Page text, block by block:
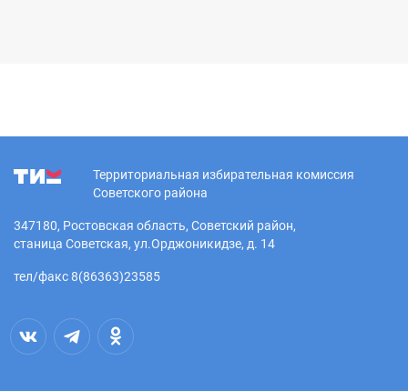
Территориальная избирательная комиссия
Советского района
347180, Ростовская область, Советский район,
станица Советская, ул.Орджоникидзе, д. 14
тел/факс 8(86363)23585